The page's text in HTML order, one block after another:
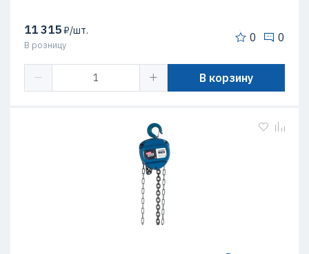
11 315₽/шт.
В розницу
0 0
В корзину